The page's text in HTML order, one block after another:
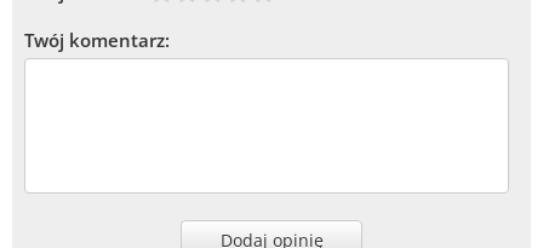
Twój komentarz:
Dodaj opinię